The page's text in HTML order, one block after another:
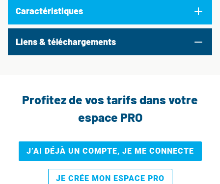
Caractéristiques
Liens & téléchargements
Profitez de vos tarifs dans votre
espace PRO
J’AI DÉJÀ UN COMPTE, JE ME CONNECTE
JE CRÉE MON ESPACE PRO